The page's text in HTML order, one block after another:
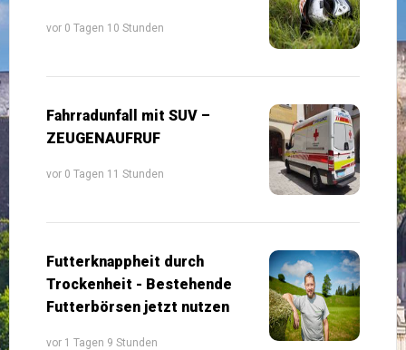
vor 0 Tagen 10 Stunden
Fahrradunfall mit SUV –
ZEUGENAUFRUF
vor 0 Tagen 11 Stunden
Futterknappheit durch
Trockenheit - Bestehende
Futterbörsen jetzt nutzen
vor 1 Tagen 9 Stunden